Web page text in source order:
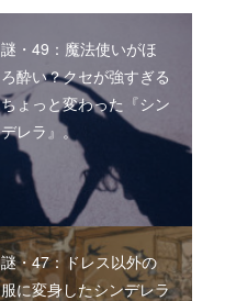
謎・49：魔法使いがほ
ろ酔い？クセが強すぎる
ちょっと変わった『シン
デレラ』。
謎・47：ドレス以外の
服に変身したシンデレラ